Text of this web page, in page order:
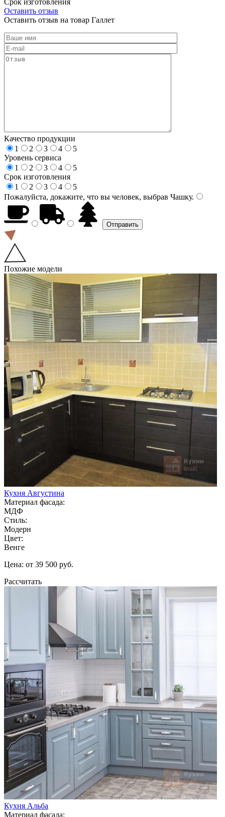
Оставить отзыв
Оставить отзыв на товар Галлет
Качество продукции
1
2 3 4
5
Уровень сервиса
1
2 3 4
5
Срок изготовления
1
2 3 4
5
Пожалуйста, докажите, что вы человек, выбрав Чашку.
Похожие модели
Кухня Августина
Материал фасада:
МДФ
Стиль:
Модерн
Цвет:
Венге
Цена: от 39 500 руб.
Рассчитать
Кухня Альба
Материал фасада: